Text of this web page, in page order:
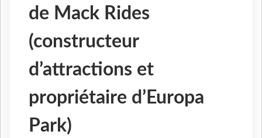
de Mack Rides
(constructeur
d’attractions et
propriétaire d’Europa
Park)